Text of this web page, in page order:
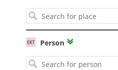
Person